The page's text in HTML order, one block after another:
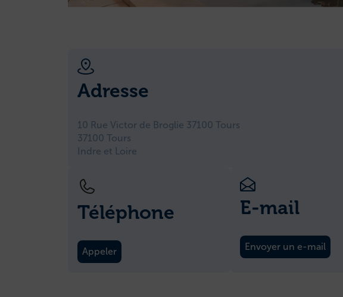
Adresse
10 Rue Victor de Broglie 37100 Tours
37100 Tours
Indre et Loire
Téléphone
Appeler
E-mail
Envoyer un e-mail